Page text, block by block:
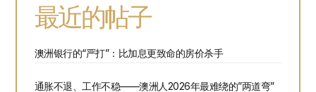
最近的帖子
澳洲银行的“严打”：比加息更致命的房价杀手
通胀不退、工作不稳——澳洲人2026年最难绕的”两道弯”